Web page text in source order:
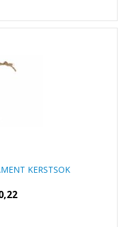
KERSTSOK